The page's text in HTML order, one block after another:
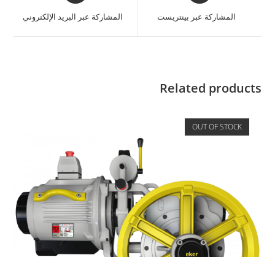
المشاركة عبر بينتريست المشاركة عبر البريد الإلكتروني
Related products
OUT OF STOCK